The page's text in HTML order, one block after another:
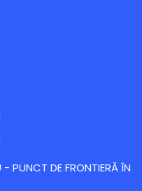
- PUNCT DE FRONTIERĂ ÎN